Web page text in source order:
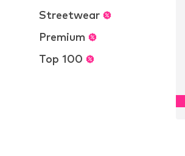
Streetwear
Premium
Top 100